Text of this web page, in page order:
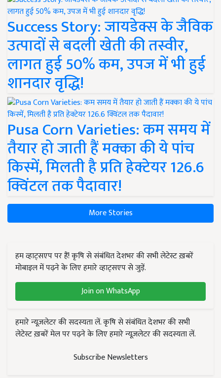
Success Story: जायडेक्स के जैविक
उत्पादों से बदली खेती की तस्वीर,
लागत हुई 50% कम, उपज में भी हुई
शानदार वृद्धि!
Pusa Corn Varieties: कम समय में
तैयार हो जाती हैं मक्का की ये पांच
किस्में, मिलती है प्रति हेक्टेयर 126.6
क्विंटल तक पैदावार!
More Stories
हम व्हाट्सएप पर हैं! कृषि से संबंधित देशभर की सभी लेटेस्ट ख़बरें
मोबाइल में पढ़ने के लिए हमारे व्हाट्सएप से जुड़ें.
Join on WhatsApp
हमारे न्यूज़लेटर की सदस्यता लें. कृषि से संबंधित देशभर की सभी
लेटेस्ट ख़बरें मेल पर पढ़ने के लिए हमारे न्यूज़लेटर की सदस्यता लें.
Subscribe Newsletters